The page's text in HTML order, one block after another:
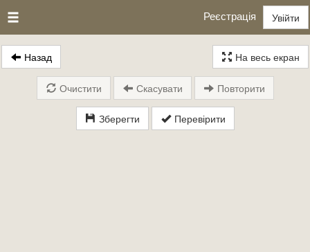
Реєстрація Увійти
Назад На весь екран
Зберегти Перевірити
Очистити Скасувати Повторити